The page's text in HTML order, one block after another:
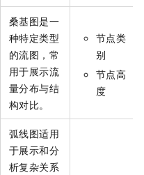
桑基图是一
种特定类型
的流图，常
用于展示流
量分布与结
构对比。
节点类
别
节点高
度
弧线图适用
于展示和分
析复杂关系